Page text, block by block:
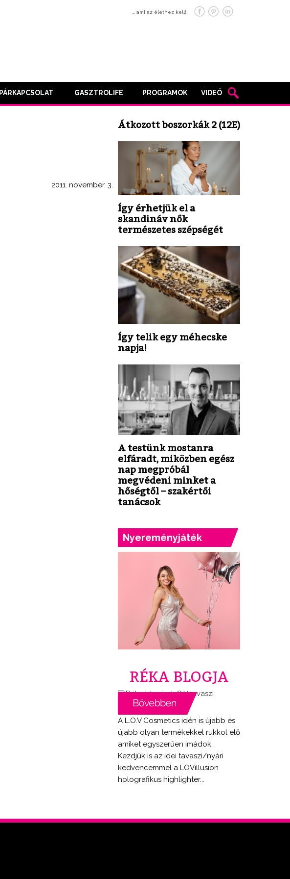
… ami az élethez kell!
PÁRKAPCSOLAT GASZTROLIFE PROGRAMOK VIDEÓ
2011. november. 3.
Átkozott boszorkák 2 (12E)
Így érhetjük el a
skandináv nők
természetes szépségét
Így telik egy méhecske
napja!
A testünk mostanra
elfáradt, miközben egész
nap megpróbál
megvédeni minket a
hőségtől – szakértői
tanácsok
Nyereményjáték
RÉKA BLOGJA
A L.O.V Cosmetics idén is újabb és
újabb olyan termékekkel rukkol elő
amiket egyszerűen imádok.
Kezdjük is az idei tavaszi/nyári
kedvencemmel a LOVillusion
holografikus highlighter...